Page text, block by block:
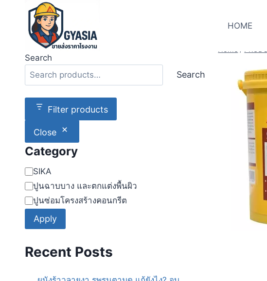
content
HOME
Search
Search
Filter products
Close
Category
Category
SIKA
ปูนฉาบบาง และตกแต่งพื้นผิว
ปูนซ่อมโครงสร้างคอนกรีต
Apply
Recent Posts